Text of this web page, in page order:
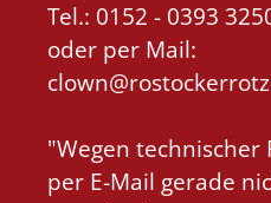
Tel.: 0152 - 0393
oder per Mail:
"Wegen
per E-Mail gerade